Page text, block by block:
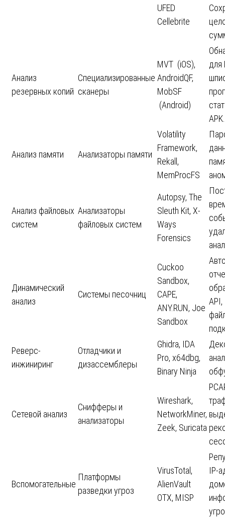
UFED
Cellebrite
Анализ
резервных копий
Специализированные
сканеры
MVT (iOS),
AndroidQF,
MobSF
(Android)
для
APK.
Анализ памяти Анализаторы памяти
Volatility
Framework,
Rekall,
MemProcFS
Анализ файловых
систем
Анализаторы
файловых систем
Autopsy, The
Sleuth Kit, X-
Ways
Forensics
Динамический
анализ
Системы песочниц
Cuckoo
Sandbox,
CAPE,
ANY.RUN, Joe
Sandbox
Реверс-
инжиниринг
Отладчики и
дизассемблеры
Ghidra, IDA
Pro, x64dbg,
Binary Ninja
Сетевой анализ
Снифферы и
анализаторы
Wireshark,
NetworkMiner,
Zeek, Suricata
Вспомогательные
Платформы
разведки угроз
VirusTotal,
AlienVault
OTX, MISP
IP-